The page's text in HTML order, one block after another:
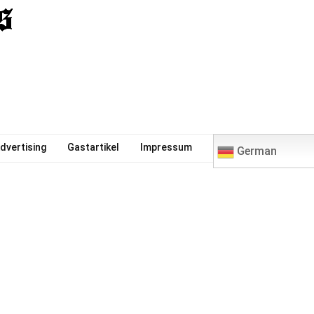
Gastartikel Impressum German